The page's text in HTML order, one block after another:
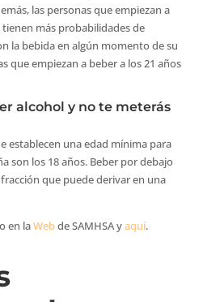
las personas que empiezan a
más probabilidades de
la bebida en algún momento de su
que empiezan a beber a los 21 años
alcohol y no te meterás
establecen una edad mínima para
son los 18 años. Beber por debajo
que puede derivar en una
en laWebde SAMHSA yaquí.